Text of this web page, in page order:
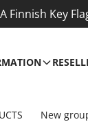
A Finnish Key
New